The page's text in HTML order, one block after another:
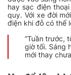
hay sạc điện
quy. Với xe đời
điện khi đỗ có thể
“Tuần trước,
giờ tối. Sáng
mới thay